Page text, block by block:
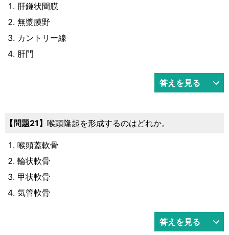
肝鎌状間膜
無漿膜野
カントリー線
肝門
答えを見る
21 喉頭隆起を形成するのはどれか。
喉頭蓋軟骨
輪状軟骨
甲状軟骨
気管軟骨
答えを見る